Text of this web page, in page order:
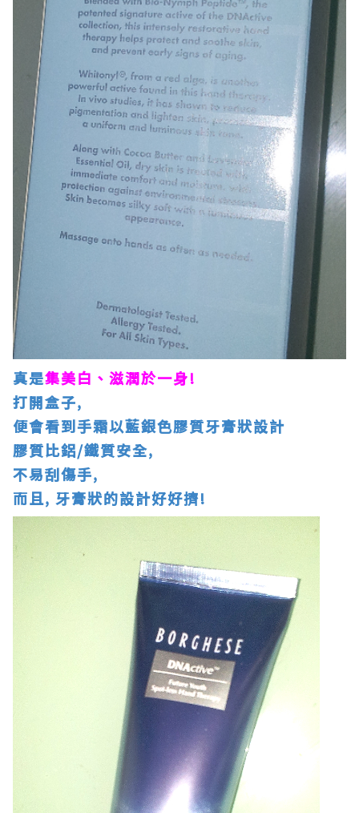
真是集美白、滋潤於一身!
打開盒子,
便會看到手霜以藍銀色膠質牙膏狀設計
膠質比鋁/鐵質安全,
不易刮傷手,
而且, 牙膏狀的設計好好擠!